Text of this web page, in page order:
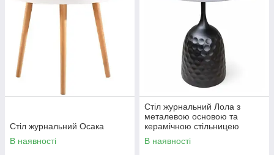
Стіл журнальний Осака
В наявності
Стіл журнальний Лола з
металевою основою та
керамічною стільницею
В наявності